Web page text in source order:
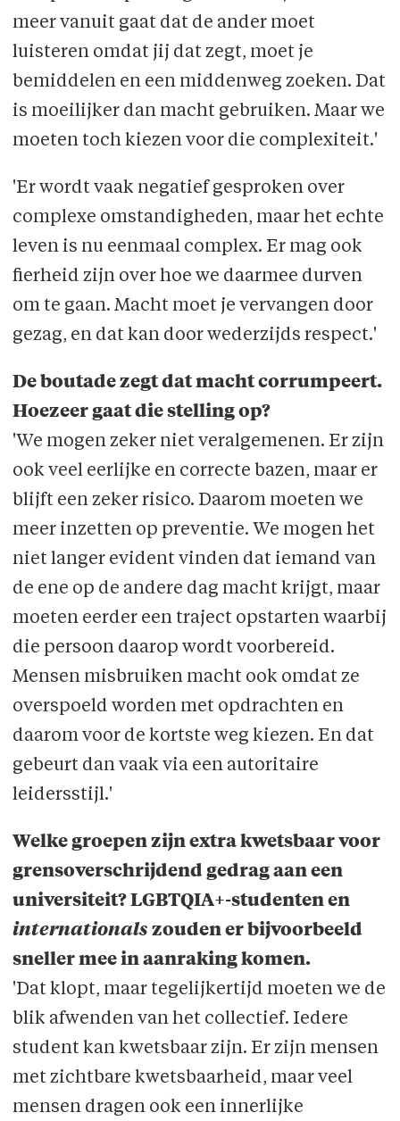
meer vanuit gaat dat de ander moet
luisteren omdat jij dat zegt, moet je
bemiddelen en een middenweg zoeken. Dat
is moeilijker dan macht gebruiken. Maar we
moeten toch kiezen voor die complexiteit.'
'Er wordt vaak negatief gesproken over
complexe omstandigheden, maar het echte
leven is nu eenmaal complex. Er mag ook
fierheid zijn over hoe we daarmee durven
om te gaan. Macht moet je vervangen door
gezag, en dat kan door wederzijds respect.'
De boutade zegt dat macht corrumpeert.
Hoezeer gaat die stelling op?
'We mogen zeker niet veralgemenen. Er zijn
ook veel eerlijke en correcte bazen, maar er
blijft een zeker risico. Daarom moeten we
meer inzetten op preventie. We mogen het
niet langer evident vinden dat iemand van
de ene op de andere dag macht krijgt, maar
moeten eerder een traject opstarten waarbij
die persoon daarop wordt voorbereid.
Mensen misbruiken macht ook omdat ze
overspoeld worden met opdrachten en
daarom voor de kortste weg kiezen. En dat
gebeurt dan vaak via een autoritaire
leidersstijl.'
Welke groepen zijn extra kwetsbaar voor
grensoverschrijdend gedrag aan een
universiteit? LGBTQIA+-studenten en
internationals zouden er bijvoorbeeld
sneller mee in aanraking komen.
'Dat klopt, maar tegelijkertijd moeten we de
blik afwenden van het collectief. Iedere
student kan kwetsbaar zijn. Er zijn mensen
met zichtbare kwetsbaarheid, maar veel
mensen dragen ook een innerlijke